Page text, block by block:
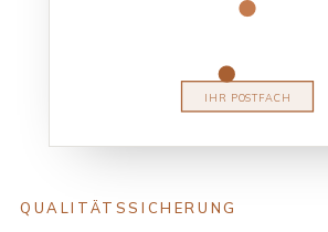
QUALITÄTSSICHERUNG
IHR POSTFACH